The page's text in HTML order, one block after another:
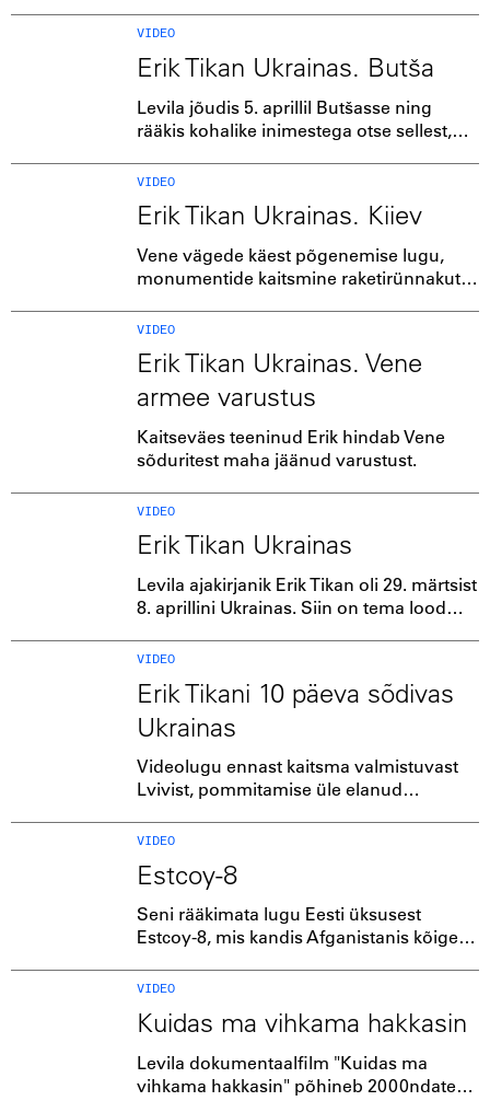
lein.
VIDEO
Erik Tikan Ukrainas. Butša
Levila jõudis 5. aprillil Butšasse ning
rääkis kohalike inimestega otse sellest,
naabreid.
VIDEO
Erik Tikan Ukrainas. Kiiev
Vene vägede käest põgenemise lugu,
monumentide kaitsmine raketirünnakute
saanud koeraga Bavaria.
VIDEO
Erik Tikan Ukrainas. Vene
armee varustus
Kaitseväes teeninud Erik hindab Vene
sõduritest maha jäänud varustust.
VIDEO
Erik Tikan Ukrainas
Levila ajakirjanik Erik Tikan oli 29. märtsist
8. aprillini Ukrainas. Siin on tema lood
VIDEO
Erik Tikani 10 päeva sõdivas
Ukrainas
Videolugu ennast kaitsma valmistuvast
Lvivist, pommitamise üle elanud
haiglatest, aga eelkõige siiski inimestest.
VIDEO
Estcoy-8
Seni rääkimata lugu Eesti üksusest
Estcoy-8, mis kandis Afganistanis kõige
ajaloos.
VIDEO
Kuidas ma vihkama hakkasin
Levila dokumentaalfilm "Kuidas ma
vihkama hakkasin" põhineb 2000ndate